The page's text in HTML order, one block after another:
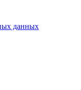
данных